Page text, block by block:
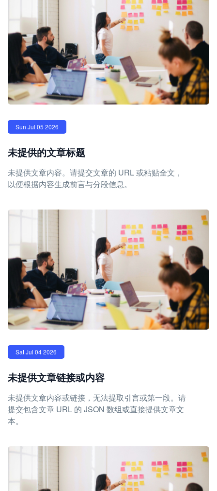
Sun Jul 05 2026
未提供的文章标题
未提供文章内容。请提交文章的 URL 或粘贴全文，
以便根据内容生成前言与分段信息。
Sat Jul 04 2026
未提供文章链接或内容
未提供文章内容或链接，无法提取引言或第一段。请
提交包含文章 URL 的 JSON 数组或直接提供文章文
本。